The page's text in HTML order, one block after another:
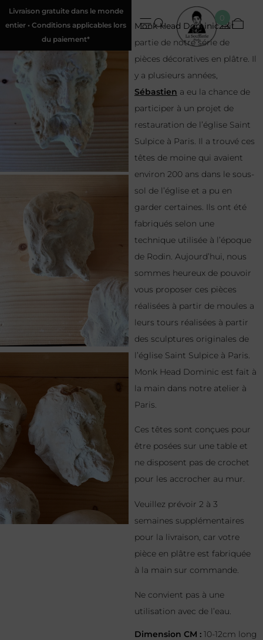
Livraison gratuite dans le monde
entier • Conditions applicables lors
du paiement*
0
Monk Head Dominicfait
partie de notre série de
pièces décoratives en plâtre. Il
y a plusieurs années,
Sébastien a eu la chance de
participer à un projet de
restauration de l’église Saint
Sulpice à Paris. Il a trouvé ces
têtes de moine qui avaient
environ 200 ans dans le sous-
sol de l’église et a pu en
garder certaines. Ils ont été
fabriqués selon une
technique utilisée à l’époque
de Rodin. Aujourd’hui, nous
sommes heureux de pouvoir
vous proposer ces pièces
réalisées à partir de moules a
leurs tours réalisées à partir
des sculptures originales de
l’église Saint Sulpice à Paris.
Monk Head Dominic est fait à
la main dans notre atelier à
Paris.
Ces têtes sont conçues pour
être posées sur une table et
ne disposent pas de crochet
pour les accrocher au mur.
Veuillez prévoir 2 à 3
semaines supplémentaires
pour la livraison, car votre
pièce en plâtre est fabriquée
à la main sur commande.
Ne convient pas à une
utilisation avec de l’eau.
Dimension CM : 10-12cm long